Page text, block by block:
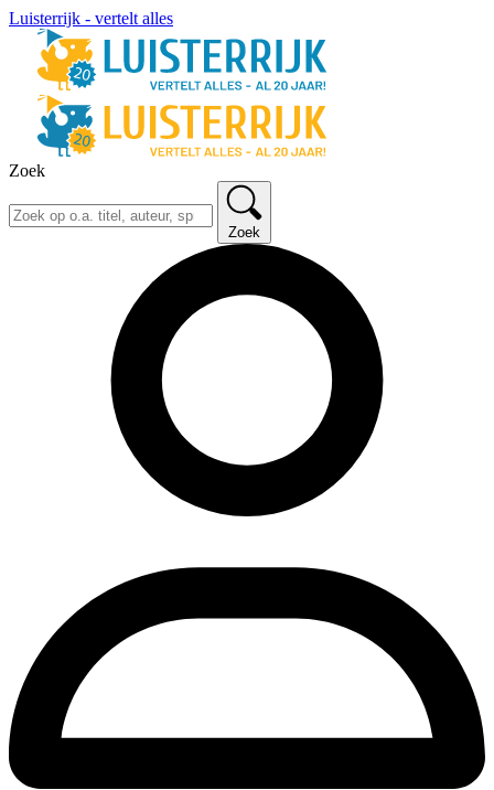
Luisterrijk - vertelt alles
Zoek
Zoek